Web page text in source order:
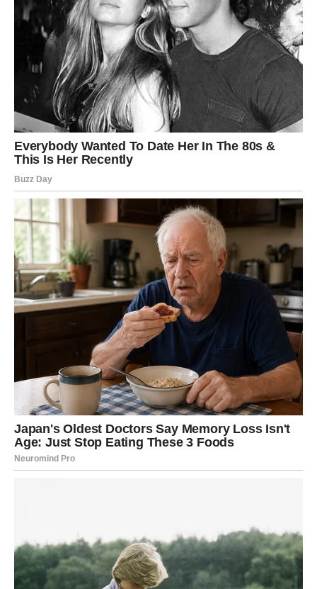
kada joj se najmanje nadate.
Zvijezde vam poručuju da ne dozvolite strahu da vas
zaustavi i da konačno počnete razmišljati mnogo hrabrije
o svojoj budućnosti.
Pred vama su dani tokom kojih biste mogle donijeti
odluku koja će kasnije potpuno promijeniti vaš život.
Ovaj vikend mogao bi postati
početak mnogo bogatijeg perioda
Ono što vam dolazi nije obična prolazna sreća. Zvijezde
pokazuju da ulazite u fazu života tokom koje biste mogle
ostvariti mnogo više nego što sada očekujete.
Novac, nove prilike i osjećaj sigurnosti dolaze onda kada
ste skoro izgubile vjeru da će se stvari promijeniti.
Zato otvorite oči, vjerujte sebi i ne propuštajte prilike koje
vam sudbina šalje jer bi upravo ovaj vikend mogao postati
jedan od najvažnijih u posljednje vrijeme.